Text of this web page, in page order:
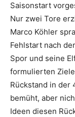
Saisonstart
Nur zwei Tore
Marco Köhler
Fehlstart nach
Spor und seine
formulierten
Rückstand in der
bemüht, aber
Ideen diesen